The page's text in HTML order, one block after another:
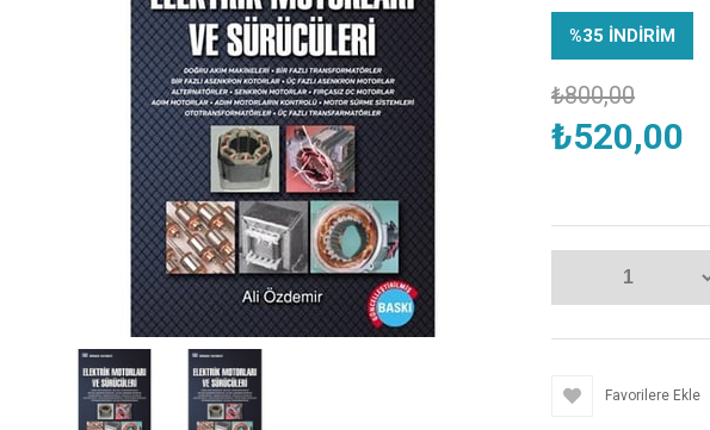
%35 İNDIRIM
₺800,00
₺520,00
Favorilere Ekle